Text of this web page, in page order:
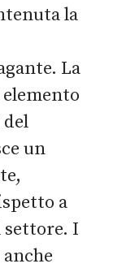
la
La
un
a
I